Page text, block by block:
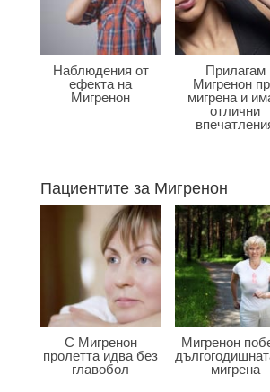
Наблюдения от
ефекта на
Мигренон
Прилагам
Мигренон
мигрена и
отлични
Пациентите за Мигренон
С Мигренон
пролетта идва без
главобол
Мигренон
мигрена